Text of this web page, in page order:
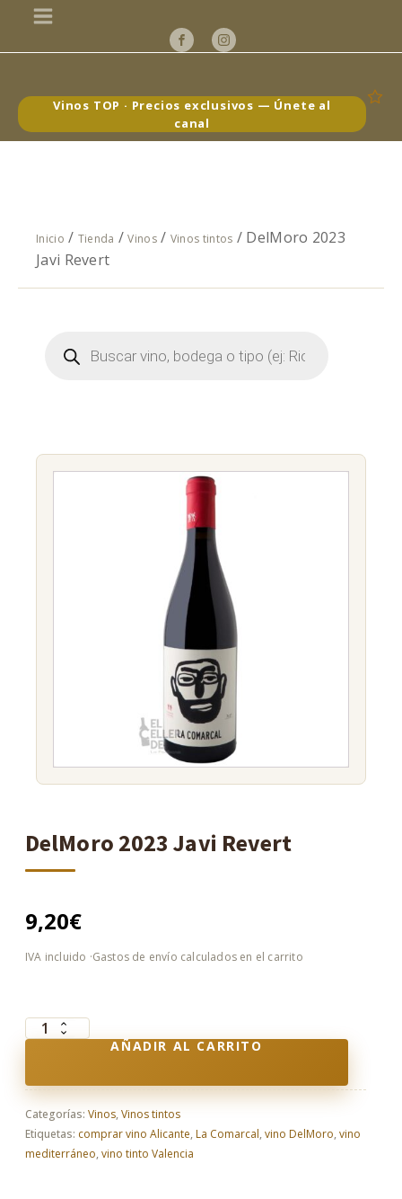
Vinos TOP · Precios exclusivos — Únete al
canal
Inicio / Tienda /Vinos/ Vinos tintos / DelMoro 2023
Javi Revert
Búsqueda
DelMoro 2023 Javi Revert
9,20€
DelMoro
Revert
AÑADIR AL CARRITO
Categorías: Vinos,Vinos tintos
Etiquetas: comprar vino Alicante, La Comarcal,vino DelMoro,vino
mediterráneo,vino tinto Valencia